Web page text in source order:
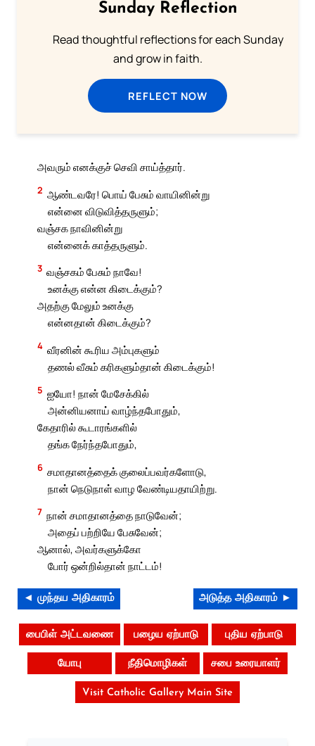
Sunday Reflection
Read thoughtful reflections for each Sunday
and grow in faith.
REFLECT NOW
அவரும் எனக்குச் செவி சாய்த்தார்.
2 ஆண்டவரே! பொய் பேசும் வாயினின்று
என்னை விடுவித்தருளும்;
வஞ்சக நாவினின்று
என்னைக் காத்தருளும்.
3 வஞ்சகம் பேசும் நாவே!
உனக்கு என்ன கிடைக்கும்?
அதற்கு மேலும் உனக்கு
என்னதான் கிடைக்கும்?
4 வீரனின் கூரிய அம்புகளும்
தணல் வீசும் கரிகளும்தான் கிடைக்கும்!
5 ஐயோ! நான் மேசேக்கில்
அன்னியனாய் வாழ்ந்தபோதும்,
கேதாரில் கூடாரங்களில்
தங்க நேர்ந்தபோதும்,
6 சமாதானத்தைக் குலைப்பவர்களோடு,
நான் நெடுநாள் வாழ வேண்டியதாயிற்று.
7 நான் சமாதானத்தை நாடுவேன்;
அதைப் பற்றியே பேசுவேன்;
ஆனால், அவர்களுக்கோ
போர் ஒன்றில்தான் நாட்டம்!
◄ முந்தய அதிகாரம் அடுத்த அதிகாரம் ►
பைபிள் அட்டவணை பழைய ஏற்பாடு புதிய ஏற்பாடு
யோபு நீதிமொழிகள் சபை உரையாளர்
Visit Catholic Gallery Main Site